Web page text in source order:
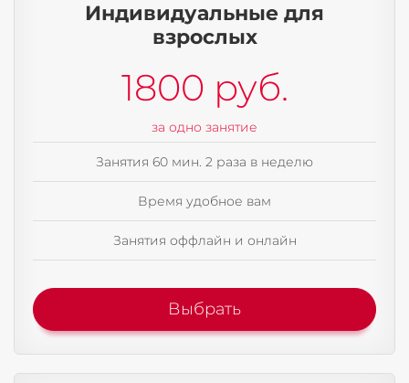
Индивидуальные для
взрослых
1800 руб.
за одно занятие
Занятия 60 мин. 2 раза в неделю
Время удобное вам
Занятия оффлайн и онлайн
Выбрать